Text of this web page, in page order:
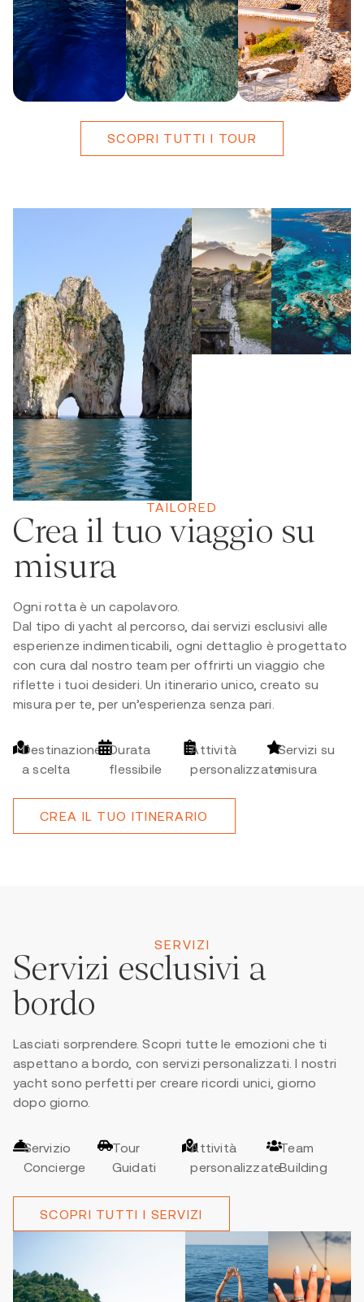
DURATA
giorni11
PARTENZA
Da
Salerno
DURATA
7
giorni
MAX
OSPITI
11
PARTENZA
Da
Salerno
DURATA
14
giorni
MAX
OSPITI
9
PARTENZA
Da
Salerno
SCOPRI TUTTI I TOUR
TAILORED
Crea il tuo viaggio su
misura
Ogni rotta è un capolavoro.
Dal tipo di yacht al percorso, dai servizi esclusivi alle
esperienze indimenticabili, ogni dettaglio è progettato
con cura dal nostro team per offrirti un viaggio che
riflette i tuoi desideri. Un itinerario unico, creato su
misura per te, per un’esperienza senza pari.
Destinazione
a scelta
Durata
flessibile
Attività
personalizzate
Servizi su
misura
CREA IL TUO ITINERARIO
SERVIZI
Servizi esclusivi a
bordo
Lasciati sorprendere. Scopri tutte le emozioni che ti
aspettano a bordo, con servizi personalizzati. I nostri
yacht sono perfetti per creare ricordi unici, giorno
dopo giorno.
Servizio
Concierge
Tour
Guidati
Attività
personalizzate
Team
Building
SCOPRI TUTTI I SERVIZI